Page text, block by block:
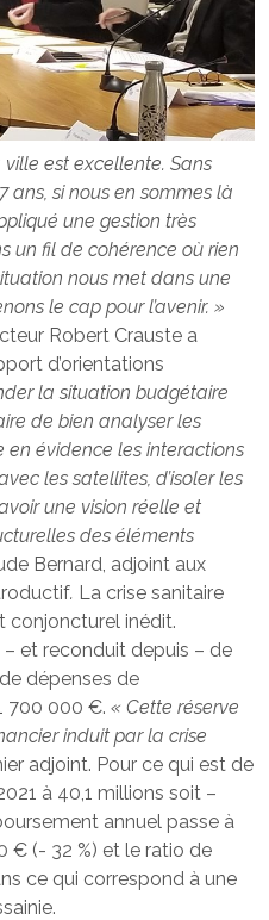
est excellente. Sans
ans, si nous en sommes là
une gestion très
un fil de cohérence où rien
nous met dans une
le cap pour l’avenir. »
Robert Crauste a
d’orientations
la situation budgétaire
de bien analyser les
en évidence les interactions
les satellites, d’isoler les
une vision réelle et
des éléments
Bernard, adjoint aux
. La crise sanitaire
conjoncturel inédit.
– et reconduit depuis – de
dépenses de
700 000 €. « Cette réserve
induit par la crise
adjoint. Pour ce qui est de
à 40,1 millions soit –
annuel passe à
€ (- 32 %) et le ratio de
ce qui correspond à une